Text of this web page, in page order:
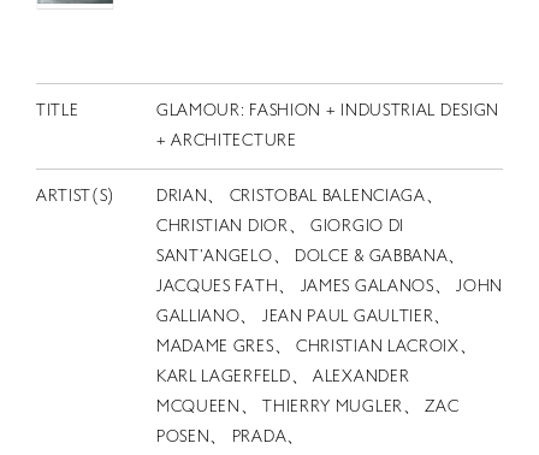
TITLE
GLAMOUR: FASHION + INDUSTRIAL DESIGN
+ ARCHITECTURE
ARTIST(S)
DRIAN、 CRISTOBAL BALENCIAGA、
CHRISTIAN DIOR、 GIORGIO DI
SANT'ANGELO、 DOLCE & GABBANA、
JACQUES FATH、 JAMES GALANOS、 JOHN
GALLIANO、 JEAN PAUL GAULTIER、
MADAME GRES、 CHRISTIAN LACROIX、
KARL LAGERFELD、 ALEXANDER
MCQUEEN、 THIERRY MUGLER、 ZAC
POSEN、 PRADA、